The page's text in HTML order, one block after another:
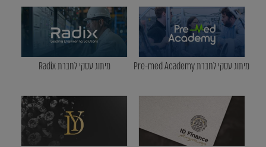
מיתוג עסקי לחברת Pre-med Academy מיתוג עסקי לחברת Radix